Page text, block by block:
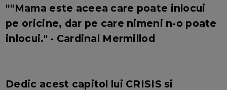
""Mama este aceea care poate inlocui
pe oricine, dar pe care nimeni n-o poate
inlocui." - Cardinal Mermillod
Dedic acest capitol lui CRISIS si